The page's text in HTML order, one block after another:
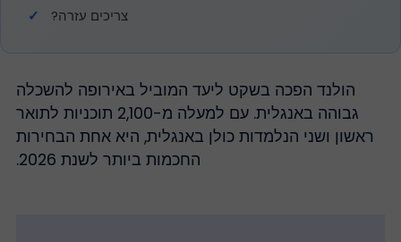
צריכים עזרה?
הולנד הפכה בשקט ליעד המוביל באירופה להשכלה
גבוהה באנגלית. עם למעלה מ-2,100 תוכניות לתואר
ראשון ושני הנלמדות כולן באנגלית, היא אחת הבחירות
החכמות ביותר לשנת 2026.